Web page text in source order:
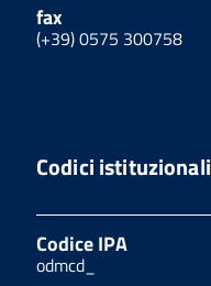
fax
(+39) 0575 300758
Codici istituzionali
Codice IPA
odmcd_